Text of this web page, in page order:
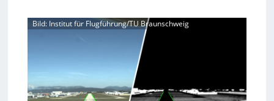
r
a
M
h
u
D
Bild: Institut für Flugführung/TU Braunschweig